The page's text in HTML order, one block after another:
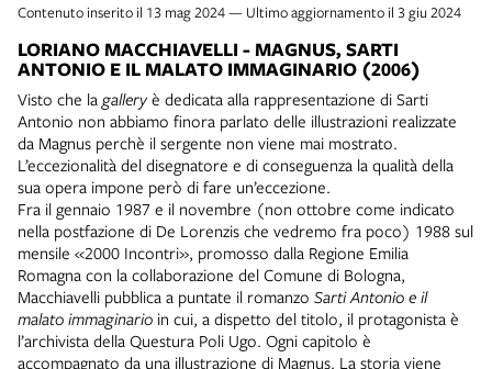
Contenuto inserito il 13 mag 2024 — Ultimo aggiornamento il 3 giu 2024
LORIANO MACCHIAVELLI - MAGNUS, SARTI
ANTONIO E IL MALATO IMMAGINARIO (2006)
Visto che la galleryè dedicata alla rappresentazione di Sarti
Antonio non abbiamo finora parlato delle illustrazioni realizzate
da Magnus perchè il sergente non viene mai mostrato.
L’eccezionalità del disegnatore e di conseguenza la qualità della
sua opera impone però di fare un’eccezione.
Fra il gennaio 1987 e il novembre (non ottobre come indicato
nella postfazione di De Lorenzis che vedremo fra poco) 1988 sul
mensile «2000 Incontri», promosso dalla Regione Emilia
Romagna con la collaborazione del Comune di Bologna,
Macchiavelli pubblica a puntate il romanzo Sarti Antonio e il
malato immaginario in cui, a dispetto del titolo, il protagonista è
l’archivista della Questura Poli Ugo. Ogni capitolo è
accompagnato da una illustrazione di Magnus. La storia viene